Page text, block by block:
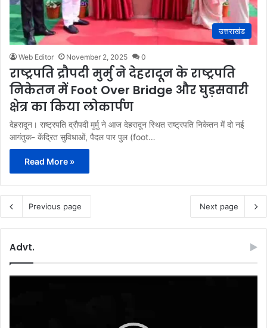
उत्तराखंड
Web Editor November 2, 2025 0
राष्ट्रपति द्रौपदी मुर्मु ने देहरादून के राष्ट्रपति
निकेतन में Foot Over Bridge और घुड़सवारी
क्षेत्र का किया लोकार्पण
देहरादून। राष्ट्रपति द्रौपदी मुर्मु ने आज देहरादून स्थित राष्ट्रपति निकेतन में दो नई
आगंतुक- केंद्रित सुविधाओं, पैदल पार पुल (foot…
Read More »
Previous page Next page
Advt.